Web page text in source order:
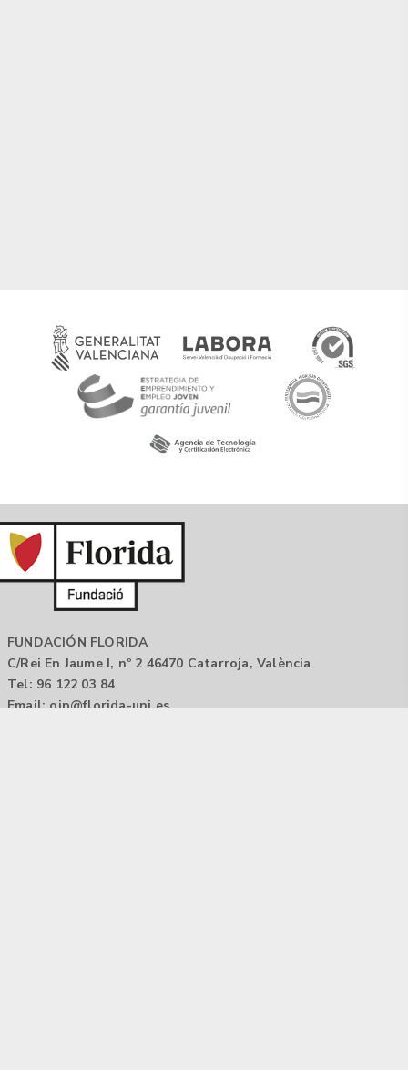
FUNDACIÓN FLORIDA
C/Rei En Jaume I, nº 2 46470 Catarroja, València
Tel: 96 122 03 84
Email: oip@florida-uni.es